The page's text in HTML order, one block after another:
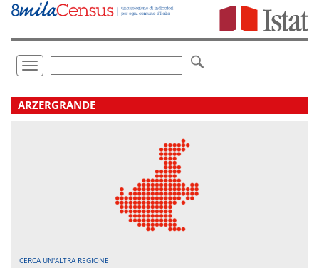
Vai
direttamente
Toggle
navigation
.
ARZERGRANDE
CERCA UN'ALTRA REGIONE